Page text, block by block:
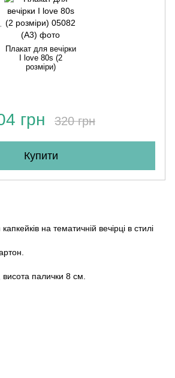
Плакат для вечірки
I love 80s (2
розміри)
грн 320 грн
Купити
на тематичній вечірці в стилі
палички 8 см.